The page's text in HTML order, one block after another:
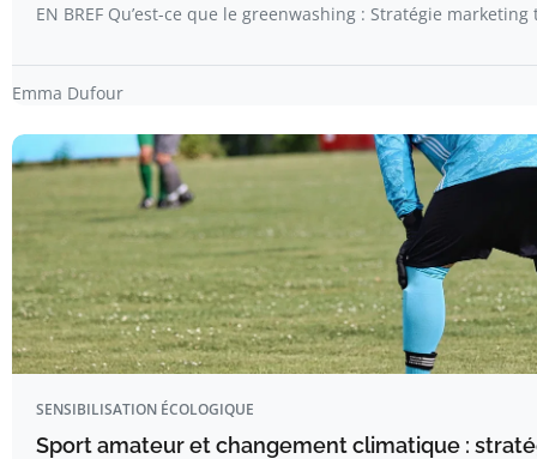
EN BREF Qu’est-ce que le greenwashing : Stratégie
Emma Dufour
SENSIBILISATION ÉCOLOGIQUE
Sport amateur et changement climatique :